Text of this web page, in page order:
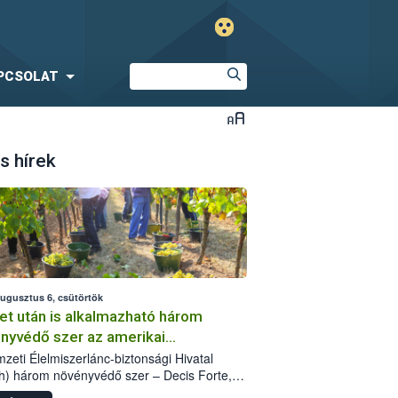
hírek
6, csütörtök
után is alkalmazható három
szer az amerikai
ellen
Élelmiszerlánc-biztonsági Hivatal
három növényvédő szer – Decis Forte,
24 EW, Oroganic – engedélyokiratát